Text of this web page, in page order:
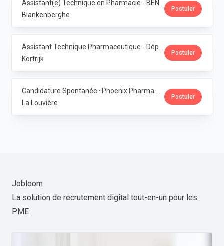
Blankenberghe
Postuler
Kortrijk
Postuler
La Louvière
Postuler
Jobloom
La solution de recrutement digital tout-en-un pour les
PME